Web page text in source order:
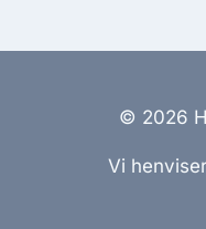
© 2026
Vi